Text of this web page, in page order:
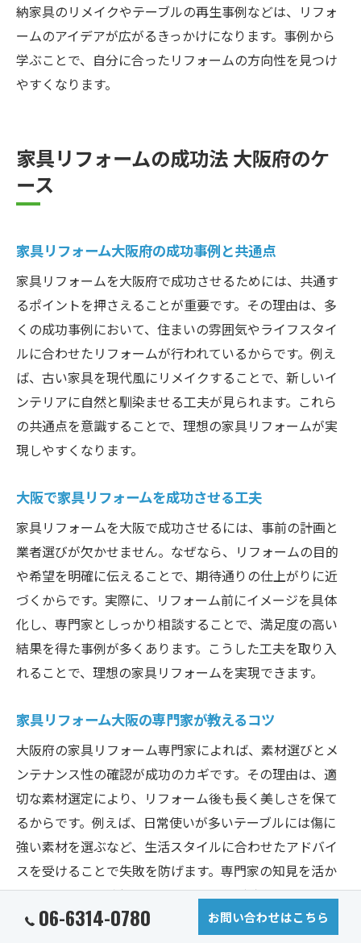
納家具のリメイクやテーブルの再生事例などは、リフォ
ームのアイデアが広がるきっかけになります。事例から
学ぶことで、自分に合ったリフォームの方向性を見つけ
やすくなります。
家具リフォームの成功法 大阪府のケ
ース
家具リフォーム大阪府の成功事例と共通点
家具リフォームを大阪府で成功させるためには、共通す
るポイントを押さえることが重要です。その理由は、多
くの成功事例において、住まいの雰囲気やライフスタイ
ルに合わせたリフォームが行われているからです。例え
ば、古い家具を現代風にリメイクすることで、新しいイ
ンテリアに自然と馴染ませる工夫が見られます。これら
の共通点を意識することで、理想の家具リフォームが実
現しやすくなります。
大阪で家具リフォームを成功させる工夫
家具リフォームを大阪で成功させるには、事前の計画と
業者選びが欠かせません。なぜなら、リフォームの目的
や希望を明確に伝えることで、期待通りの仕上がりに近
づくからです。実際に、リフォーム前にイメージを具体
化し、専門家としっかり相談することで、満足度の高い
結果を得た事例が多くあります。こうした工夫を取り入
れることで、理想の家具リフォームを実現できます。
家具リフォーム大阪の専門家が教えるコツ
大阪府の家具リフォーム専門家によれば、素材選びとメ
ンテナンス性の確認が成功のカギです。その理由は、適
切な素材選定により、リフォーム後も長く美しさを保て
るからです。例えば、日常使いが多いテーブルには傷に
強い素材を選ぶなど、生活スタイルに合わせたアドバイ
スを受けることで失敗を防げます。専門家の知見を活か
すことで、より納得のいくリフォームが叶います。
06-6314-0780 お問い合わせはこちら